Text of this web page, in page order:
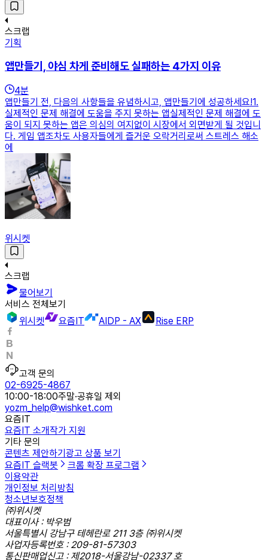
스크랩
기획
앱만들기, 야심 차게 준비해도 실패하는 4가지 이유
4분
앱만들기 전, 다음의 사항들을 유념하시고, 앱만들기에 성공하세요!1.
실제적인 문제 해결에 도움을 주지 못하는 앱실제적인 문제 해결에 도
움이 되지 못하는 앱은 의심의 여지없이 시장에서 외면받게 될 것입니
다. 게임 앱조차도 사용자들에게 즐거운 오락거리로써 스트레스 해소
에
위시켓
스크랩
물어보기
서비스 전체보기
위시켓
요즘IT AIDP - AX Rise ERP
고객 문의
02-6925-4867
10:00-18:00주말·공휴일 제외
yozm_help@wishket.com
요즘IT
요즘IT 소개작가 지원
기타 문의
콘텐츠 제안하기 광고 상품 보기
요즘IT 슬랙봇
크롬 확장 프로그램
이용약관
개인정보 처리방침
청소년보호정책
㈜위시켓
대표이사 : 박우범
서울특별시 강남구 테헤란로 211 3층 ㈜위시켓
사업자등록번호 : 209-81-57303
통신판매업신고 : 제2018-서울강남-02337 호